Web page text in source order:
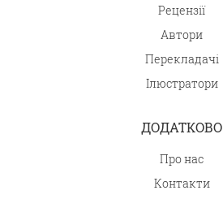
Рецензії
Автори
Перекладачі
Ілюстратори
ДОДАТКОВО
Про нас
Контакти